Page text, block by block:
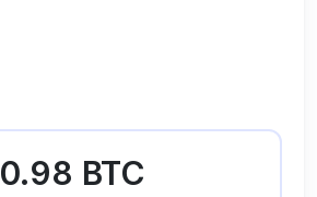
0.98 BTC